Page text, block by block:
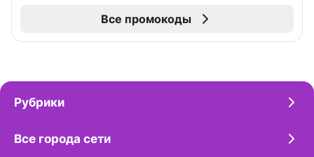
Все промокоды
Рубрики
Все города сети